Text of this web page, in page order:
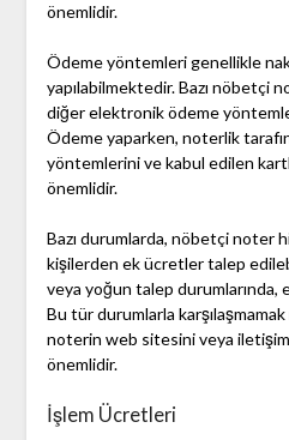
önemlidir.
Ödeme yöntemleri genellikle
yapılabilmektedir. Bazı nöbetçi
diğer elektronik ödeme
Ödeme yaparken, noterlik
yöntemlerini ve kabul edilen
önemlidir.
Bazı durumlarda, nöbetçi noter
kişilerden ek ücretler talep
veya yoğun talep
Bu tür durumlarla
noterin web sitesini veya
önemlidir.
İşlem Ücretleri